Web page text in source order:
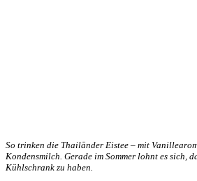
So trinken die Thailänder Eistee – mit
Kondensmilch. Gerade im Sommer lohnt es sich,
Kühlschrank zu haben.